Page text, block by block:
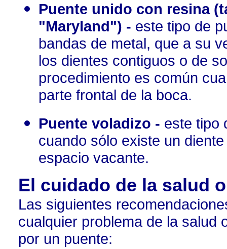
Puente unido con resina
"Maryland") - este tipo de
bandas de metal, que a su
los dientes contiguos o de
procedimiento es común
parte frontal de la boca.
Puente voladizo - este tipo
cuando sólo existe un
espacio vacante.
El cuidado de la salud
Las siguientes
cualquier problema de la salud
por un puente: